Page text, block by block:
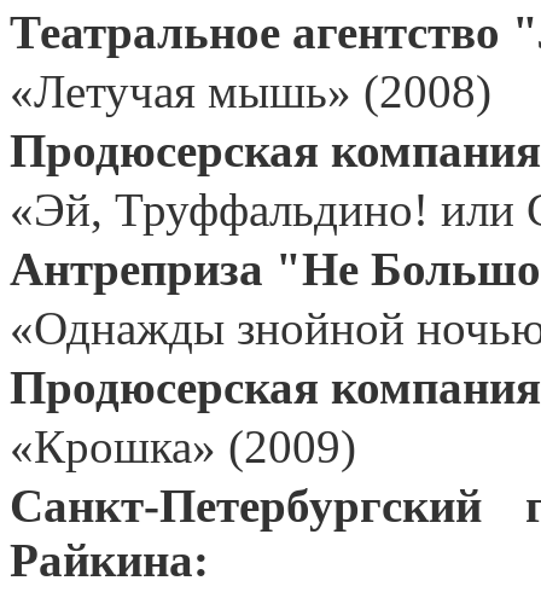
Театральное
«Летучая мышь» (2008)
Продюсерская
«Эй, Труффальдино! или
Антреприза "Не
«Однажды знойной
Продюсерская
«Крошка» (2009)
Санкт-
Райкина: